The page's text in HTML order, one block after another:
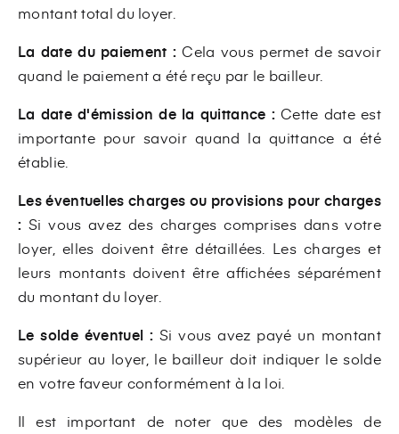
montant total du loyer.
La date du paiement : Cela vous permet de savoir
quand le paiement a été reçu par le bailleur.
La date d'émission de la quittance :Cette date est
importante pour savoir quand la quittance a été
établie.
Les éventuelles charges ou provisions pour charges
: Si vous avez des charges comprises dans votre
loyer, elles doivent être détaillées. Les charges et
leurs montants doivent être affichées séparément
du montant du loyer.
Le solde éventuel : Si vous avez payé un montant
supérieur au loyer, le bailleur doit indiquer le solde
en votre faveur conformément à la loi.
Il est important de noter que des modèles de